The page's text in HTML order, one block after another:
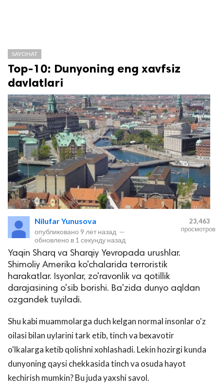
защищены.
SAYOHAT
Top-10: Dunyoning eng xavfsiz
davlatlari
Nilufar Yunusova
опубликовано 9 лет назад —
обновлено в 1 секунду назад
23,463
просмотров
Yaqin Sharq va Sharqiy Yevropada urushlar.
Shimoliy Amerika ko'chalarida terroristik
harakatlar. Isyonlar, zo'ravonlik va qotillik
darajasining o'sib borishi. Ba'zida dunyo aqldan
ozgandek tuyiladi.
Shu kabi muammolarga duch kelgan normal insonlar o'z
oilasi bilan uylarini tark etib, tinch va bexavotir
o'lkalarga ketib qolishni xohlashadi. Lekin hozirgi kunda
dunyoning qaysi chekkasida tinch va osuda hayot
kechirish mumkin? Bu juda yaxshi savol.